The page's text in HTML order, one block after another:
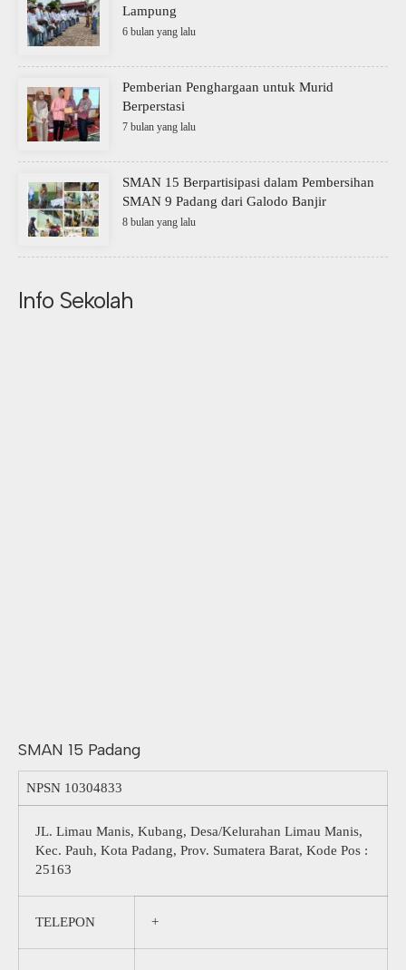
Lampung
6 bulan yang lalu
Pemberian Penghargaan untuk Murid
Berperstasi
7 bulan yang lalu
SMAN 15 Berpartisipasi dalam Pembersihan
SMAN 9 Padang dari Galodo Banjir
8 bulan yang lalu
Info Sekolah
SMAN 15 Padang
NPSN 10304833
JL. Limau Manis, Kubang, Desa/Kelurahan Limau Manis,
Kec. Pauh, Kota Padang, Prov. Sumatera Barat, Kode Pos :
25163
TELEPON +